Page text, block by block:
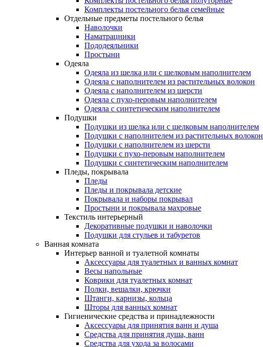
Комплекты постельного белья семейные
Отдельные предметы постельного белья
Наволочки
Наматрацники
Пододеяльники
Простыни
Одеяла
Одеяла из шелка или с шелковым наполнителем
Одеяла с наполнителем из растительных волокон
Одеяла с наполнителем из шерсти
Одеяла с пухо-перовым наполнителем
Одеяла с синтетическим наполнителем
Подушки
Подушки из шелка или с шелковым наполнителем
Подушки с наполнителем из растительных волокон
Подушки с наполнителем из шерсти
Подушки с пухо-перовым наполнителем
Подушки с синтетическим наполнителем
Пледы, покрывала
Пледы
Пледы и покрывала детские
Покрывала и наборы покрывал
Простыни и покрывала махровые
Текстиль интерьерный
Декоративные подушки и наволочки
Подушки для стульев и табуретов
Ванная комната
Интерьер ванной и туалетной комнаты
Аксессуары для туалетных и ванных комнат
Весы напольные
Коврики для туалетных комнат
Полки, вешалки, крючки
Штанги, карнизы, кольца
Шторы для ванных комнат
Гигиенические средства и принадлежности
Аксессуары для принятия ванн и душа
Средства для принятия душа, ванн
Средства для ухода за волосами